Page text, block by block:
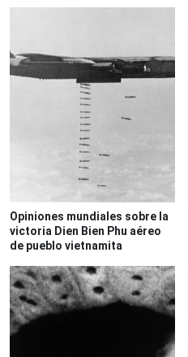
Opiniones mundiales sobre la
victoria Dien Bien Phu aéreo
de pueblo vietnamita